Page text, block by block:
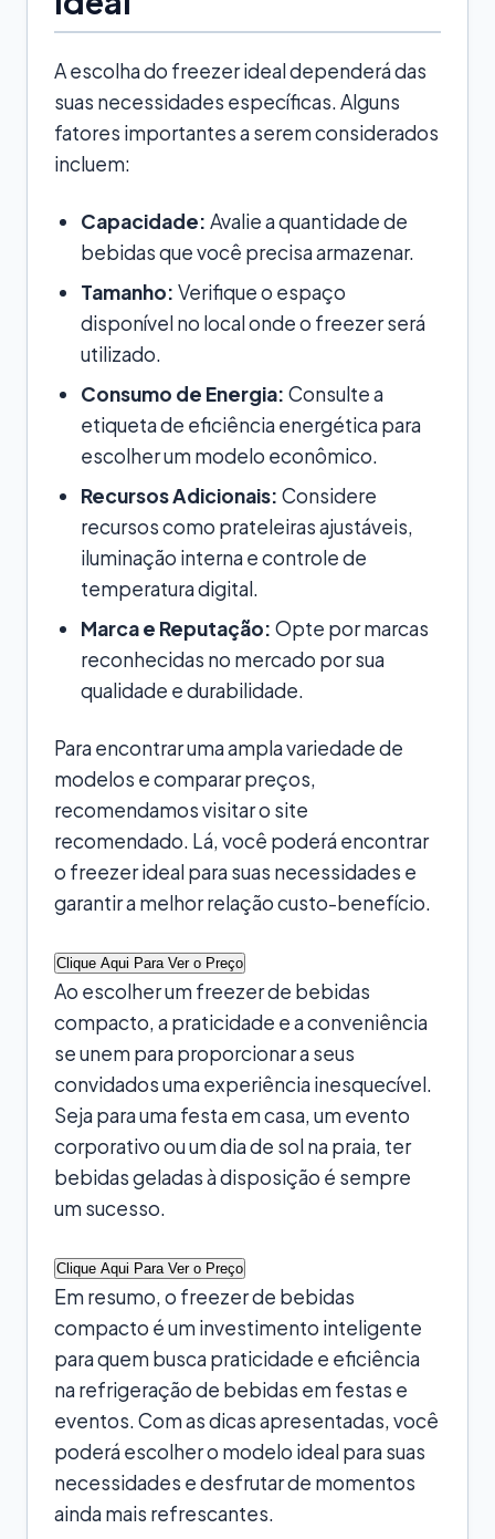
A escolha do freezer ideal dependerá das
suas necessidades específicas. Alguns
fatores importantes a serem considerados
incluem:
Capacidade: Avalie a quantidade de
bebidas que você precisa armazenar.
Tamanho: Verifique o espaço
disponível no local onde o freezer será
utilizado.
Consumo de Energia: Consulte a
etiqueta de eficiência energética para
escolher um modelo econômico.
Recursos Adicionais: Considere
recursos como prateleiras ajustáveis,
iluminação interna e controle de
temperatura digital.
Marca e Reputação: Opte por marcas
reconhecidas no mercado por sua
qualidade e durabilidade.
Para encontrar uma ampla variedade de
modelos e comparar preços,
recomendamos visitar o site
recomendado. Lá, você poderá encontrar
o freezer ideal para suas necessidades e
garantir a melhor relação custo-benefício.
Clique Aqui Para Ver o Preço
Ao escolher um freezer de bebidas
compacto, a praticidade e a conveniência
se unem para proporcionar a seus
convidados uma experiência inesquecível.
Seja para uma festa em casa, um evento
corporativo ou um dia de sol na praia, ter
bebidas geladas à disposição é sempre
um sucesso.
Clique Aqui Para Ver o Preço
Em resumo, o freezer de bebidas
compacto é um investimento inteligente
para quem busca praticidade e eficiência
na refrigeração de bebidas em festas e
eventos. Com as dicas apresentadas, você
poderá escolher o modelo ideal para suas
necessidades e desfrutar de momentos
ainda mais refrescantes.